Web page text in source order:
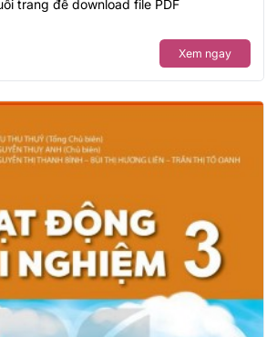
trang để download file PDF
Xem ngay